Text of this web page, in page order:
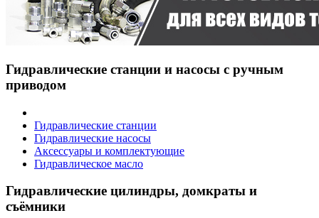
Гидравлические станции и насосы с ручным
приводом
Гидравлические станции
Гидравлические насосы
Аксессуары и комплектующие
Гидравлическое масло
Гидравлические цилиндры, домкраты и
съёмники